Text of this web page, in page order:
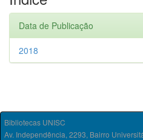
Data de Publicação
2018
Bibliotecas UNISC
Av. Independência, 2293, Bairro